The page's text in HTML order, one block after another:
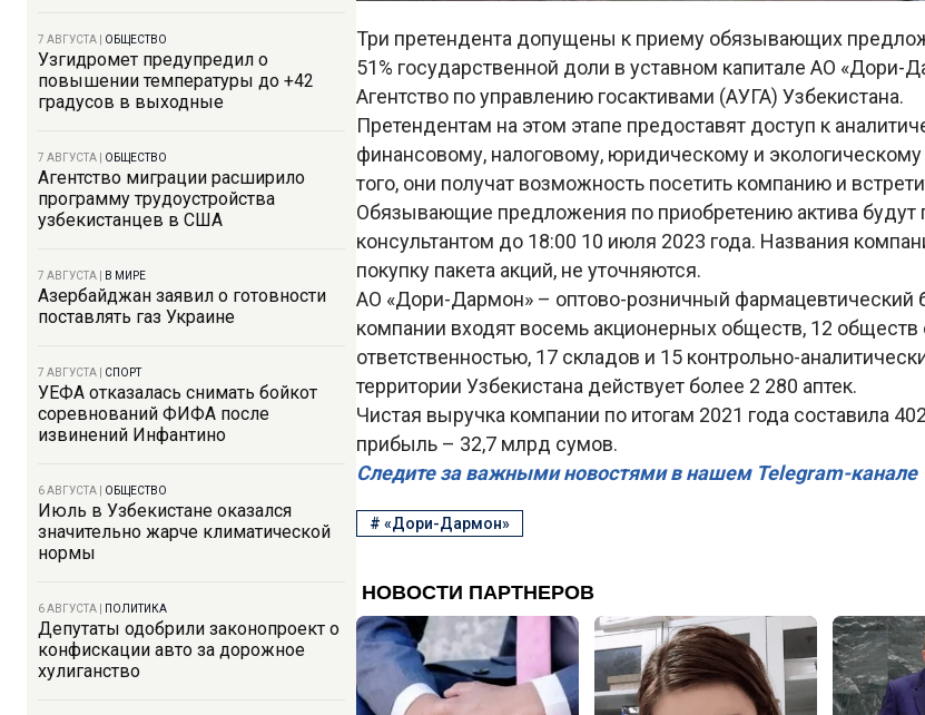
7 АВГУСТА ОБЩЕСТВО
Узгидромет предупредил о
повышении температуры до +42
градусов в выходные
7 АВГУСТА ОБЩЕСТВО
Агентство миграции расширило
программу трудоустройства
узбекистанцев в США
7 АВГУСТА В МИРЕ
Азербайджан заявил о готовности
поставлять газ Украине
7 АВГУСТА СПОРТ
УЕФА отказалась снимать бойкот
соревнований ФИФА после
извинений Инфантино
6 АВГУСТА ОБЩЕСТВО
Июль в Узбекистане оказался
значительно жарче климатической
нормы
6 АВГУСТА ПОЛИТИКА
Депутаты одобрили законопроект о
конфискации авто за дорожное
хулиганство
Три претендента допущены к приему обязывающих
51% государственной доли в уставном капитале АО «Дори-
Агентство по управлению госактивами (АУГА) Узбекистана.
Претендентам на этом этапе предоставят доступ к
финансовому, налоговому, юридическому и
того, они получат возможность посетить компанию и
Обязывающие предложения по приобретению актива будут
консультантом до 18:00 10 июля 2023 года. Названия
покупку пакета акций, не уточняются.
АО «Дори-Дармон» – оптово-розничный фармацевтический
компании входят восемь акционерных обществ, 12 обществ
ответственностью, 17 складов и 15 контрольно-
территории Узбекистана действует более 2 280 аптек.
Чистая выручка компании по итогам 2021 года составила
прибыль – 32,7 млрд сумов.
Следите за важными новостями в нашем Telegram-канале
# «Дори-Дармон»